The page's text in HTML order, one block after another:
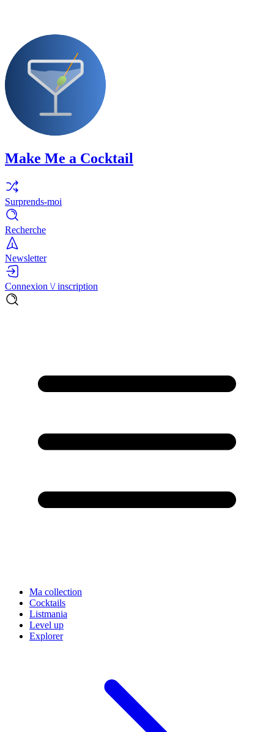
Make Me a Cocktail
Surprends-moi
Recherche
Newsletter
Connexion \/ inscription
Ma collection
Cocktails
Listmania
Level up
Explorer